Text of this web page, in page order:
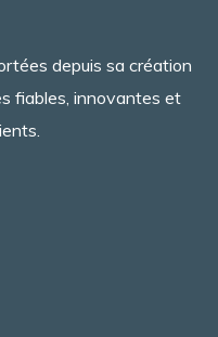
depuis sa création
fiables, innovantes et